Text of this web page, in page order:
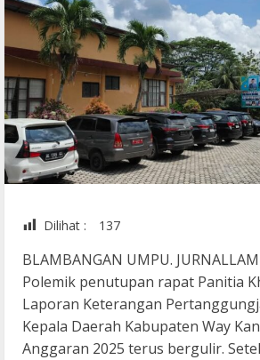
Dilihat : 137
BLAMBANGAN UMPU.
Polemik penutupan rapat Panitia
Laporan Keterangan
Kepala Daerah Kabupaten Way
Anggaran 2025 terus bergulir.